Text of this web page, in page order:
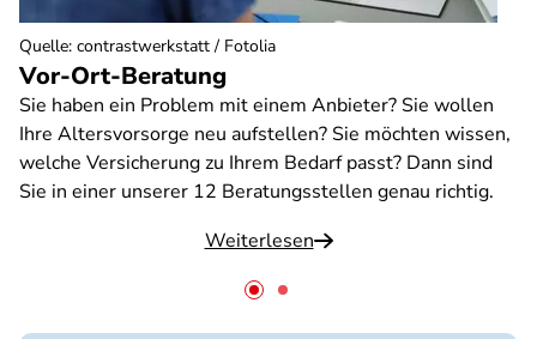
Vor-Ort-Beratung
Sie haben ein Problem mit einem Anbieter? Sie wollen
Ihre Altersvorsorge neu aufstellen? Sie möchten wissen,
welche Versicherung zu Ihrem Bedarf passt? Dann sind
Sie in einer unserer 12 Beratungsstellen genau richtig.
Weiterlesen
Quelle: contrastwerkstatt / Fotolia